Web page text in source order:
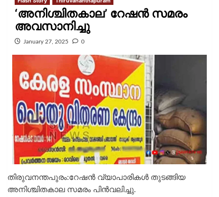
‘അനിശ്ചിതകാല’ റേഷൻ സമരം
അവസാനിച്ചു
January 27, 2025 0
തിരുവനന്തപുരം:റേഷൻ വ്യാപാരികൾ തുടങ്ങിയ
അനിശ്ചിതകാല സമരം പിൻവലിച്ചു.